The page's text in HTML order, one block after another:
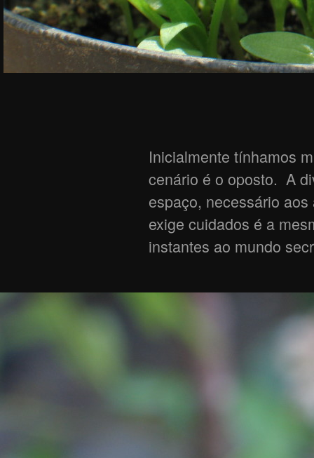
Inicialmente tínhamos
cenário é o oposto. A
espaço, necessário
exige cuidados é a
instantes ao mundo